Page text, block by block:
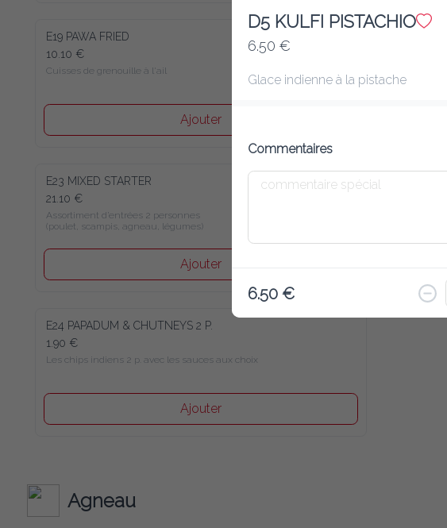
E19 PAWA FRIED
10.10 €
Cuisses de grenouille à l'ail
Ajouter
E23 MIXED STARTER
21.10 €
Assortiment d’entrées 2 personnes
(poulet, scampis, agneau, légumes)
Ajouter
E24 PAPADUM & CHUTNEYS 2 P.
1.90 €
Les chips indiens 2 p. avec les sauces aux choix
Ajouter
Agneau
D5 KULFI PISTACHIO
6.50 €
Glace indienne à la pistache
Commentaires
6.50 €